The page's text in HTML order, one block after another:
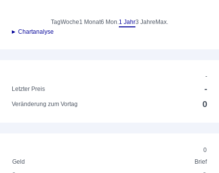
TagWoche1 Monat6 Mon.1 Jahr3 Jahre Max.
► Chartanalyse
-
Letzter Preis
-
Veränderung zum Vortag 0
0
Geld
Brief